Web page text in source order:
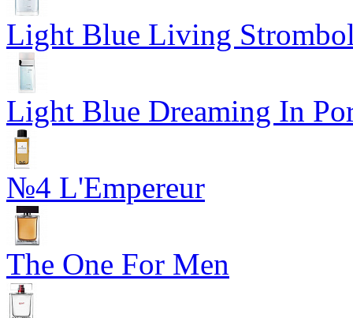
Light Blue Living
Light Blue Dreaming In
№4 L'Empereur
The One For Men